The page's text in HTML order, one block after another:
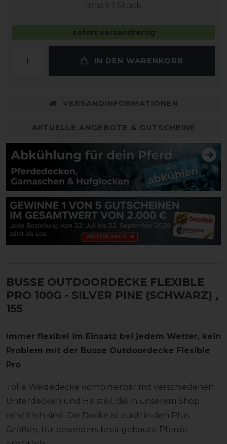
Inhalt 1 Stück
sofort versandfertig
IN DEN WARENKORB
VERSANDINFORMATIONEN
AKTUELLE ANGEBOTE & GUTSCHEINE
BUSSE OUTDOORDECKE FLEXIBLE
PRO 100G - SILVER PINE (SCHWARZ) ,
155
Immer flexibel im Einsatz bei jedem Wetter, kein
Problem mit der Busse Outdoordecke Flexible
Pro
Tolle Weidedecke kombinierbar mit verschiedenen
Unterdecken und Halsteil, die in unserem Shop
erhältlich sind. Die Decke ist auch in den Plus
Größen, für besonders breit gebaute Pferde